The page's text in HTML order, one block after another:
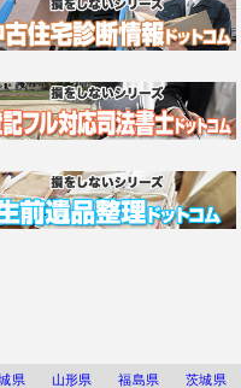
県 山形県 福島県 茨城県